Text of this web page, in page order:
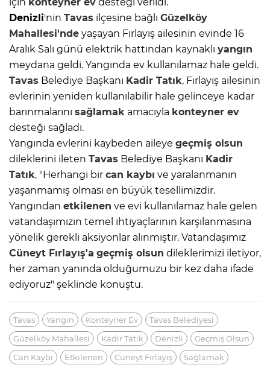
Denizli'nin Tavas ilçesine bağlı Güzelköy
Mahallesi'nde yaşayan Fırlayış ailesinin evinde 16
Aralık Salı günü elektrik hattından kaynaklı yangın
meydana geldi. Yangında ev kullanılamaz hale geldi.
Tavas Belediye Başkanı Kadir Tatık, Fırlayış ailesinin
evlerinin yeniden kullanılabilir hale gelinceye kadar
barınmalarını sağlamak amacıyla konteyner ev
desteği sağladı.
Yangında evlerini kaybeden aileye geçmiş olsun
dileklerini ileten Tavas Belediye Başkanı Kadir
Tatık, "Herhangi bir can kaybı ve yaralanmanın
yaşanmamış olması en büyük tesellimizdir.
Yangından etkilenen ve evi kullanılamaz hale gelen
vatandaşımızın temel ihtiyaçlarının karşılanmasına
yönelik gerekli aksiyonlar alınmıştır. Vatandaşımız
Cüneyt Fırlayış'a geçmiş olsun dileklerimizi iletiyor,
her zaman yanında olduğumuzu bir kez daha ifade
ediyoruz" şeklinde konuştu.
Tavas Yangın Konteyner Ev
Tavas Belediyesi
Güzelköy Mahallesi
Kadir Tatık Denizli
Geçmiş Olsun
Can Kaybı
Etkilenen Cüneyt Fırlayış Sağlamak